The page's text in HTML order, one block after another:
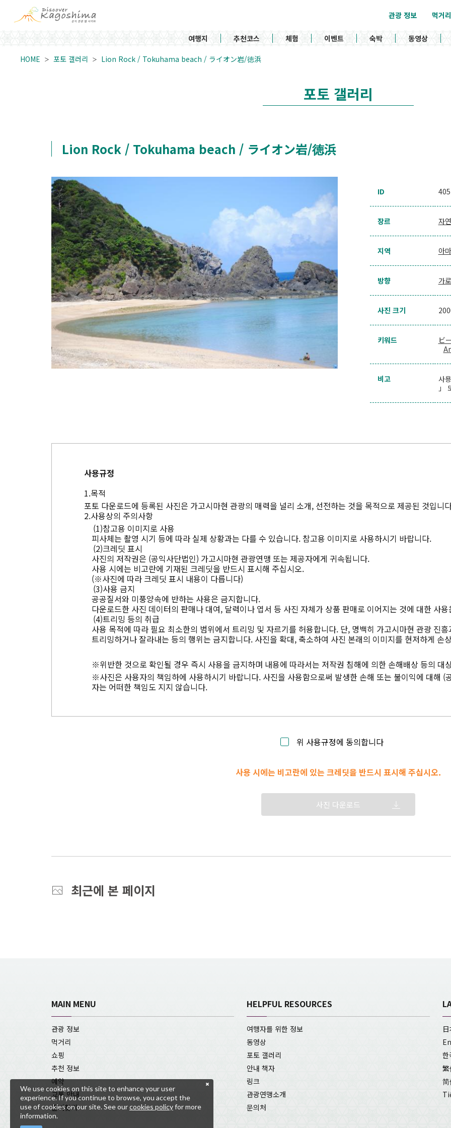
관광 정보 먹거리
여행지 추천코스 체험 이벤트 숙박 동영상
HOME 포토 갤러리 Lion Rock / Tokuhama beach / ライオン岩/徳浜
포토 갤러리
Lion Rock / Tokuhama beach / ライオン岩/徳浜
ID 405
장르 자
지역 아
방향 가로
사진 크기
키워드 ビ
비고
사
」
사용규정
목적
포토 다운로드에 등록된 사진은 가고시마현 관광의 매력을 널리 소개, 선전하는 것을 목적으로 제공된 것입니
사용상의 주의사항
참고용 이미지로 사용
피사체는 촬영 시기 등에 따라 실제 상황과는 다를 수 있습니다. 참고용 이미지로 사용하시기 바랍니다.
크레딧 표시
사진의 저작권은 (공익사단법인) 가고시마현 관광연맹 또는 제공자에게 귀속됩니다.
사용 시에는 비고란에 기재된 크레딧을 반드시 표시해 주십시오.
(※사진에 따라 크레딧 표시 내용이 다릅니다)
사용 금지
공공질서와 미풍양속에 반하는 사용은 금지합니다.
다운로드한 사진 데이터의 판매나 대여, 달력이나 엽서 등 사진 자체가 상품 판매로 이어지는 것에 대한 사
트리밍 등의 취급
사용 목적에 따라 필요 최소한의 범위에서 트리밍 및 자르기를 허용합니다. 단, 명백히 가고시마현 관광 진
트리밍하거나 잘라내는 등의 행위는 금지합니다. 사진을 확대, 축소하여 사진 본래의 이미지를 현저하게 손
※위반한 것으로 확인될 경우 즉시 사용을 금지하며 내용에 따라서는 저작권 침해에 의한 손해배상 등의 대
※사진은 사용자의 책임하에 사용하시기 바랍니다. 사진을 사용함으로써 발생한 손해 또는 불이익에 대해 (
자는 어떠한 책임도 지지 않습니다.
위 사용규정에 동의합니다
사용 시에는 비고란에 있는 크레딧을 반드시 표시해 주십시오.
사진 다운로드
최근에 본 페이지
MAIN MENU
관광 정보
먹거리
쇼핑
추천 정보
예약
교통 안내
즐겨찾기
HELPFUL RESOURCES
여행자를 위한 정보
동영상
포토 갤러리
안내 책자
링크
관광연맹소개
문의처
한
We use cookies on this site to enhance your user
experience. If you continue to browse, you accept the
use of cookies on our site. See ourcookies policyfor more
information.